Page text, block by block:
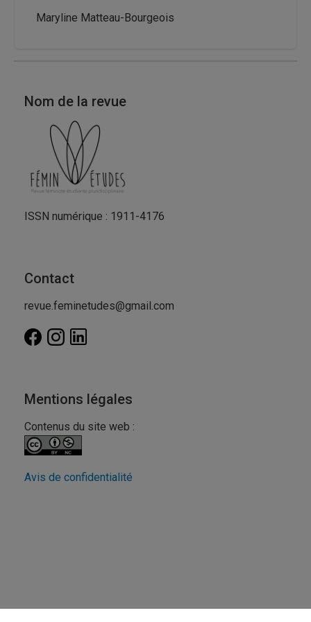
Maryline Matteau-Bourgeois
Nom de la revue
ISSN numérique : 1911-4176
Contact
revue.feminetudes@gmail.com
Mentions légales
Contenus du site web :
Avis de confidentialité